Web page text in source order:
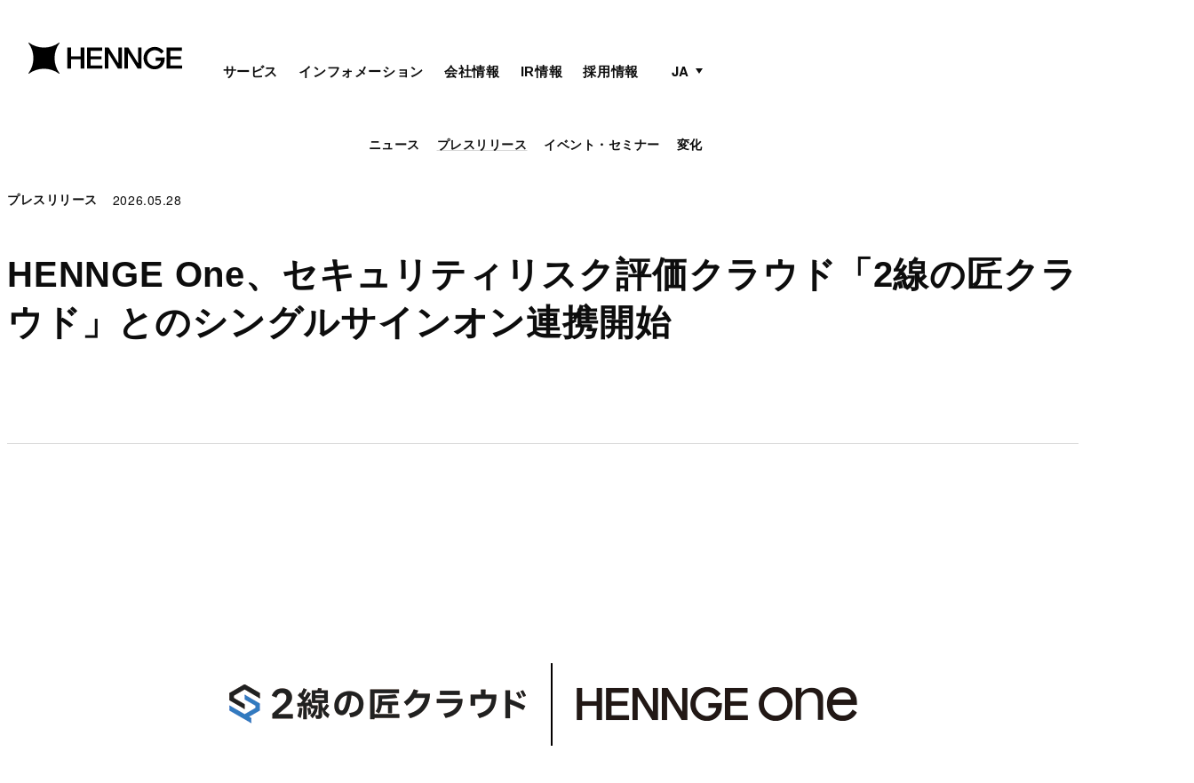
サービス インフォメーション 会社情報 IR情報 採用情報 active language
JA language menu
ニュース プレスリリース イベント・セミナー 変化
プレスリリース 2026.05.28
HENNGE One、セキュリティリスク評価クラウド「2線の匠クラ
ウド」とのシングルサインオン連携開始